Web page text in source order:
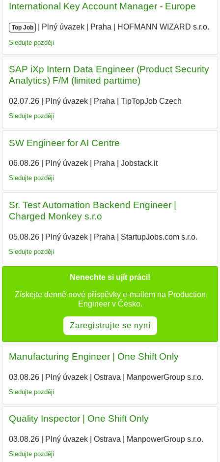
International Key Account Manager - Europe
Top Job Plný úvazek Praha HOFMANN WIZARD s.r.o.
Sledujte později
SAP iXp Intern Data Engineer (Product Security
Analytics) F/M (limited parttime)
02.07.26| Plný úvazek| Praha TipTopJob Czech
Sledujte později
SW Engineer for AI Centre
06.08.26| Plný úvazek| Praha Jobstack.it
Sledujte později
Sr. Test Automation Backend Engineer |
Charged Monkey s.r.o
05.08.26| Plný úvazek| Praha StartupJobs.com s.r.o.
Sledujte později
Nenechte si ujít práci!
Získejte denně nové příspěvky e-mailem na Production
Engineer v Česko.
Zaregistrujte se nyní
Manufacturing Engineer | One Shift Only
03.08.26| Plný úvazek| Ostrava ManpowerGroup s.r.o.
Sledujte později
Quality Inspector | One Shift Only
03.08.26| Plný úvazek| Ostrava ManpowerGroup s.r.o.
Sledujte později